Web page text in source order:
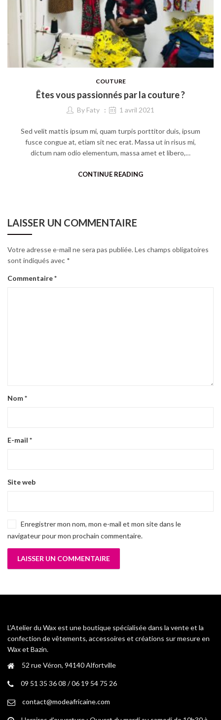
COUTURE
Êtes vous passionnés par la couture ?
By Faty 1 avril 2021
Sed velit mattis ipsum mi, quam turpis porttitor duis, ipsum
fusce congue at, etiam sit nec erat. Massa ut in risus mi,
dictum nam odio elementum, massa amet et libero,…
CONTINUE READING
LAISSER UN COMMENTAIRE
Votre adresse e-mail ne sera pas publiée.Les champs obligatoires
sont indiqués avec *
Commentaire*
Nom*
E-mail *
Site web
Enregistrer mon nom, mon e-mail et mon site dans le
navigateur pour mon prochain commentaire.
L’Atelier du Wax est une boutique spécialisée dans la vente et la
confection de vêtements, accessoires et créations sur mesure en
Wax et Bazin.
52 rue Véron, 94140 Alfortville
09 51 35 36 08 / 06 19 54 75 26
contact@modeafricaine.com